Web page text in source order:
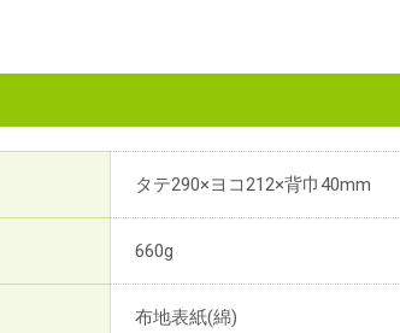
タテ290×ヨコ212×背巾40mm
660g
布地表紙(綿)